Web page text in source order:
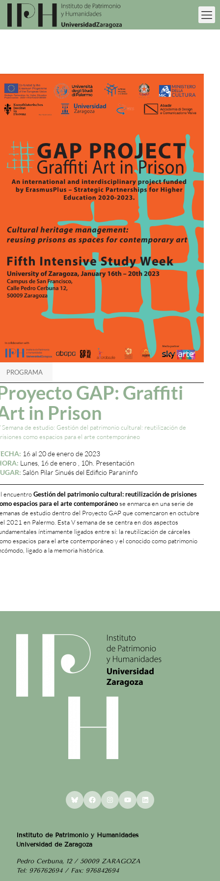
PROGRAMA
GAP: Graffiti
in Prison
Semana de estudio: Gestión del patrimonio cultural: reutilización de
como espacios para el arte contemporáneo
16 al 20 de enero de 2023
Lunes, 16 de enero , 10h. Presentación
Salón Pilar Sinués del Edificio Paraninfo
encuentroGestión del patrimonio cultural: reutilización de prisiones
espacios para el arte contemporáneose enmarca en una serie de
de estudio dentro del Proyecto GAP que comenzaron en octubre
2021 en Palermo. Esta V semana de se centra en dos aspectos
íntimamente ligados entre sí: la reutilización de cárceles
espacios para el arte contemporáneo y el conocido como patrimonio
ligado a la memoria histórica.
BlueskyFacebookInstagram
YouTubeLinkedIn
Instituto de Patrimonio y Humanidades
Universidad de Zaragoza
Pedro Cerbuna, 12 / 50009 ZARAGOZA
Tel: 976762694 / Fax: 976842694